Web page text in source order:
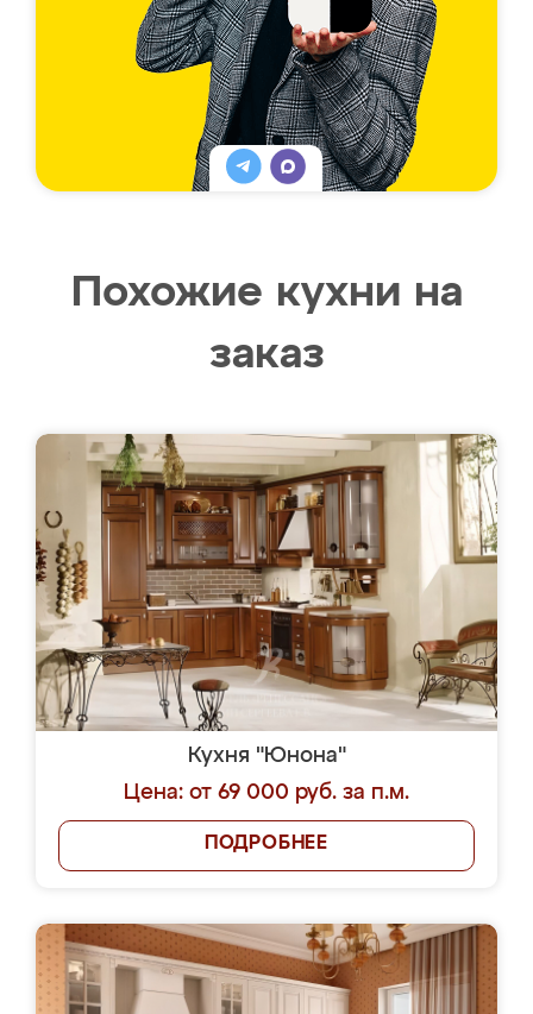
Похожие кухни на
заказ
Кухня "Юнона"
Цена: от 69 000 руб. за п.м.
ПОДРОБНЕЕ